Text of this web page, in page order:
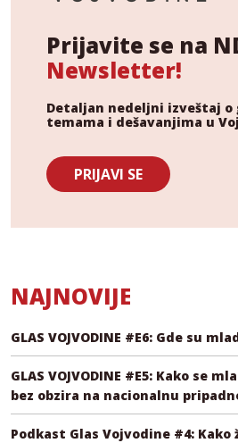
Prijavite se na
Newsletter!
Detaljan nedeljni izveštaj o
temama i dešavanjima u
PRIJAVI SE
NAJNOVIJE
GLAS VOJVODINE #E6: Gde su
GLAS VOJVODINE #E5: Kako se
bez obzira na nacionalnu
Podkast Glas Vojvodine #4: